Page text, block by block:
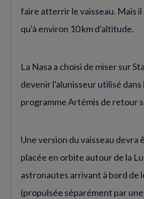
faire atterrir le vaisseau. Mais il
qu'à environ 10 km d'altitude.
La Nasa a choisi de miser sur
devenir l'alunisseur utilisé dans
programme Artémis de retour
Une version du vaisseau devra
placée en orbite autour de la
astronautes arrivant à bord de
(propulsée séparément par